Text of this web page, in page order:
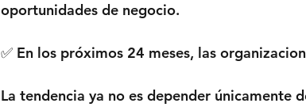
oportunidades de negocio.
✅ En los próximos 24 meses, las
La tendencia ya no es depender únicamente